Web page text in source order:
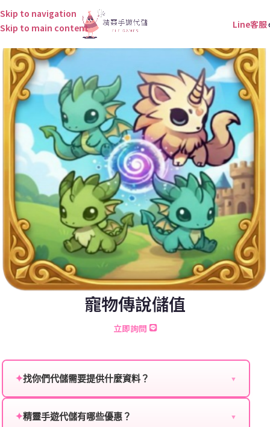
Skip to navigation
Skip to main content
Line客服
寵物傳說儲值
立即詢問
✦找你們代儲需要提供什麼資料？ ▼
服：
✦精靈手遊代儲有哪些優惠？ ▼